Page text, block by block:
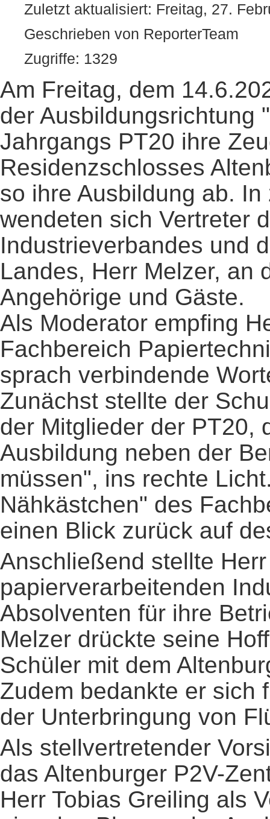
Zuletzt aktualisiert: Freitag, 27.
Geschrieben von ReporterTeam
Zugriffe: 1329
Am Freitag, dem
der Ausbildungsrichtung
Jahrgangs PT20 ihre
Residenzschlosses
so ihre Ausbildung ab.
wendeten sich Vertreter
Industrieverbandes und
Landes, Herr Melzer, an
Angehörige und Gäste.
Als Moderator empfing
Fachbereich
sprach verbindende
Zunächst stellte der
der Mitglieder der PT20,
Ausbildung neben der
müssen", ins rechte
Nähkästchen" des
einen Blick zurück auf
Anschließend stellte
papierverarbeitenden
Absolventen für ihre
Melzer drückte seine
Schüler mit dem
Zudem bedankte er sich
der Unterbringung von
Als stellvertretender
das Altenburger P2V-
Herr Tobias Greiling als